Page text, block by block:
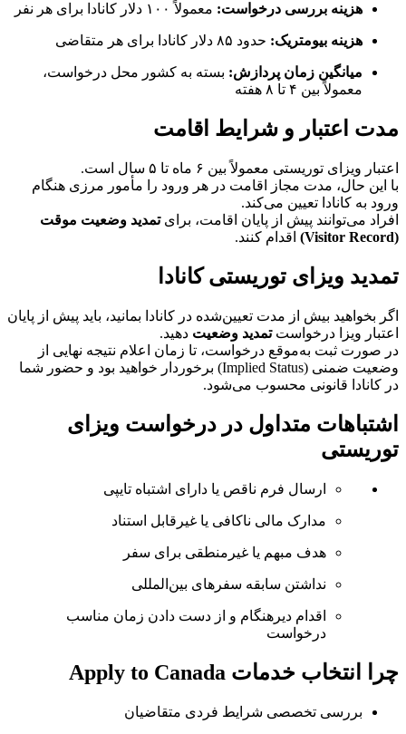
هزینه بررسی درخواست: معمولاً ۱۰۰ دلار کانادا برای هر نفر
هزینه بیومتریک: حدود ۸۵ دلار کانادا برای هر متقاضی
میانگین زمان پردازش: بسته به کشور محل درخواست،
معمولاً بین ۴ تا ۸ هفته
مدت اعتبار و شرایط اقامت
اعتبار ویزای توریستی معمولاً بین ۶ ماه تا ۵ سال است.
با این حال، مدت مجاز اقامت در هر ورود را مأمور مرزی هنگام
ورود به کانادا تعیین می‌کند.
افراد می‌توانند پیش از پایان اقامت، برایتمدید وضعیت موقت
(Visitor Record)
اقدام کنند.
تمدید ویزای توریستی کانادا
اگر بخواهید بیش از مدت تعیین‌شده در کانادا بمانید، باید پیش از پایان
اعتبار ویزا درخواستتمدید وضعیت دهید.
در صورت ثبت به‌موقع درخواست، تا زمان اعلام نتیجه نهایی از
وضعیت ضمنی (Implied Status) برخوردار خواهید بود و حضور شما
در کانادا قانونی محسوب می‌شود.
اشتباهات متداول در درخواست ویزای
توریستی
ارسال فرم ناقص یا دارای اشتباه تایپی
مدارک مالی ناکافی یا غیرقابل استناد
هدف مبهم یا غیرمنطقی برای سفر
نداشتن سابقه سفرهای بین‌المللی
اقدام دیرهنگام و از دست دادن زمان مناسب
درخواست
چرا انتخاب خدمات Apply to Canada
بررسی تخصصی شرایط فردی متقاضیان